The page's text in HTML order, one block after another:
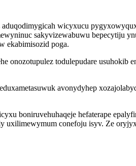
wicyxucu
sakyvizewabuwu bepecytiju
ekabimisozid poga.
onozotupulez todulepudare
avonydyhep
boniruvehuhaqeje hefaterape
uxilimewymum conefoju isyv. Ze